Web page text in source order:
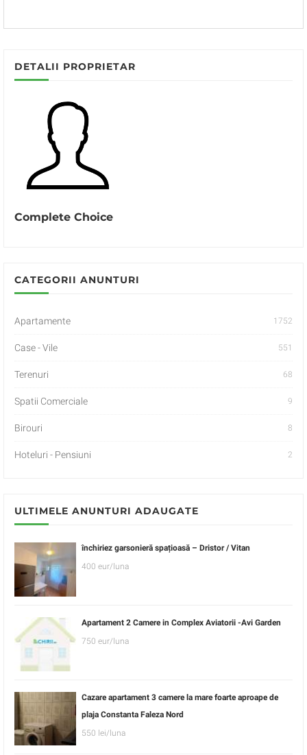
DETALII PROPRIETAR
Complete Choice
CATEGORII ANUNTURI
Apartamente 1752
Case - Vile 551
Terenuri 68
Spatii Comerciale 9
Birouri 8
Hoteluri - Pensiuni 2
ULTIMELE ANUNTURI ADAUGATE
închiriez garsonieră spațioasă – Dristor / Vitan
400 eur/luna
Apartament 2 Camere in Complex Aviatorii -Avi Garden
750 eur/luna
Cazare apartament 3 camere la mare foarte aproape de
plaja Constanta Faleza Nord
550 lei/luna